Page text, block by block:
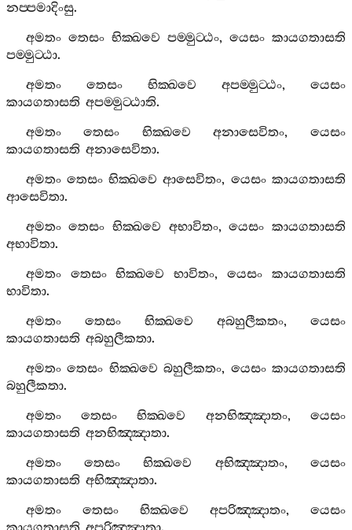
නප‍්පමාදිංසු.
අමතං තෙසං භික‍්ඛවෙ පම‍්මුට‍්ඨං, යෙසං කායගතාසති
පම‍්මුට‍්ඨා.
අමතං
තෙසං භික‍්ඛවෙ අපම‍්මුට‍්ඨං, යෙසං
කායගතාසති අපම‍්මුට‍්ඨාති.
අමතං
තෙසං භික‍්ඛවෙ අනාසෙවිතං, යෙසං
කායගතාසති අනාසෙවිතා.
අමතං තෙසං භික‍්ඛවෙ ආසෙවිතං, යෙසං කායගතාසති
ආසෙවිතා.
අමතං තෙසං භික‍්ඛවෙ අභාවිතං,යෙසං කායගතාසති
අභාවිතා.
අමතං
තෙසං භික‍්ඛවෙ භාවිතං,යෙසං
කායගතාසති
භාවිතා.
අමතං
තෙසං භික‍්ඛවෙ අබහුලීකතං, යෙසං
කායගතාසති අබහුලීකතා.
අමතං තෙසං භික‍්ඛවෙ බහුලීකතං, යෙසං කායගතාසති
බහුලීකතා.
අමතං
තෙසං භික‍්ඛවෙ අනභිඤ‍්ඤාතං, යෙසං
කායගතාසති අනභිඤ‍්ඤාතා.
අමතං
තෙසං භික‍්ඛවෙ අභිඤ‍්ඤාතං, යෙසං
කායගතාසති අභිඤ‍්ඤාතා.
අමතං
තෙසං භික‍්ඛවෙ අපරිඤ‍්ඤාතං, යෙසං